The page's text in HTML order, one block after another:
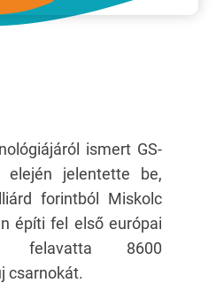
ismert GS-
jelentette be,
forintból Miskolc
építi fel első európai
felavatta 8600
csarnokát.